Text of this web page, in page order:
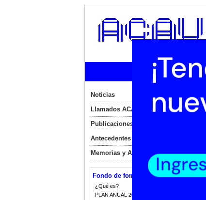
Noticias
Llamados ACAU
Publicaciones
Antecedentes
Memorias y Auditorias
Fondo de fomento
¿Qué es?
PLAN ANUAL 2023